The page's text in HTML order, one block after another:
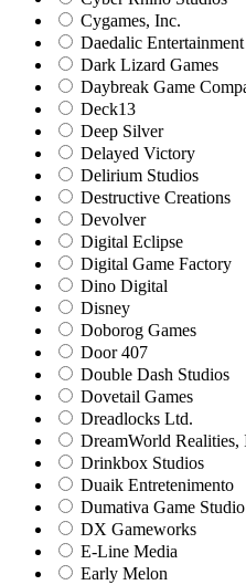
Cygames, Inc.
Daedalic Entertainment
Dark Lizard Games
Daybreak Game
Deck13
Deep Silver
Delayed Victory
Delirium Studios
Destructive Creations
Devolver
Digital Eclipse
Digital Game Factory
Dino Digital
Disney
Doborog Games
Door 407
Double Dash Studios
Dovetail Games
Dreadlocks Ltd.
DreamWorld Realities,
Drinkbox Studios
Duaik Entretenimento
Dumativa Game Studio
DX Gameworks
E-Line Media
Early Melon